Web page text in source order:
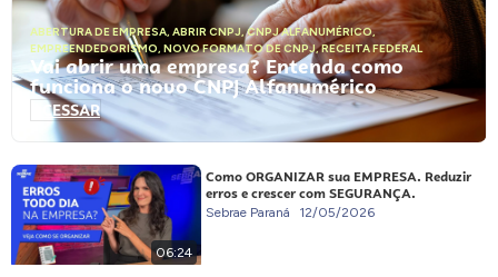
ABERTURA DE EMPRESA, ABRIR CNPJ,CNPJ ALFANUMÉRICO,
EMPREENDEDORISMO, NOVO FORMATO DE CNPJ,RECEITA FEDERAL
Vai abrir uma empresa? Entenda como
funciona o novo CNPJ Alfanumérico
ACESSAR
06:24
Como ORGANIZAR sua EMPRESA. Reduzir
erros e crescer com SEGURANÇA.
Sebrae Paraná 12/05/2026